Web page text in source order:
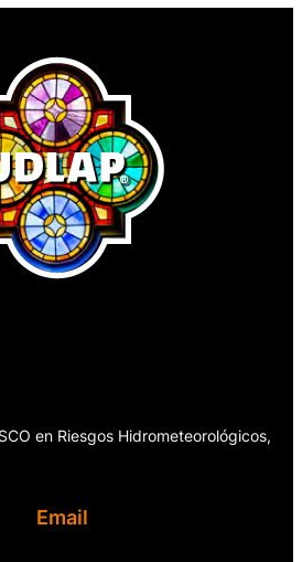
en Riesgos Hidrometeorológicos,
Email